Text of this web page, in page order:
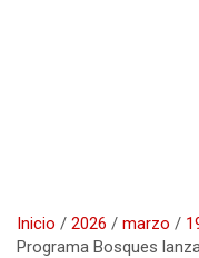
Inicio 2026 marzo
Programa Bosques